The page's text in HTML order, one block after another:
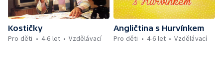
Kostičky
Pro děti
4-6 let Vzdělávací
Angličtina s Hurvínkem
Pro děti
4-6 let Vzdělávací